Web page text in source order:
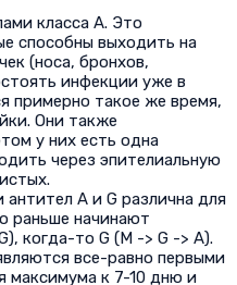
класса А. Это
способны выходить на
(носа, бронхов,
инфекции уже в
примерно такое же время,
Они также
у них есть одна
через эпителиальную
А и G различна для
раньше начинают
когда-то G (M -> G -> A).
все-равно первыми
максимума к 7-10 дню и